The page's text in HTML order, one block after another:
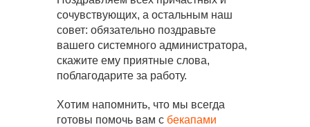
сочувствующих, а остальным наш
совет: обязательно поздравьте
вашего системного администратора,
скажите ему приятные слова,
поблагодарите за работу.
Хотим напомнить, что мы всегда
готовы помочь вам с бекапами